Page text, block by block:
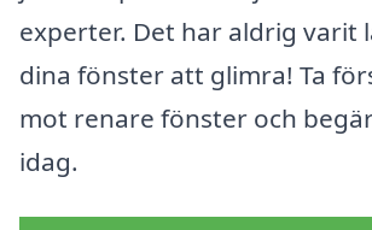
experter. Det har aldrig varit
dina fönster att glimra! Ta
mot renare fönster och
idag.